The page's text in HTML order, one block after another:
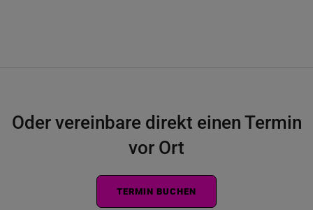
Oder vereinbare direkt einen Termin
vor Ort
TERMIN BUCHEN